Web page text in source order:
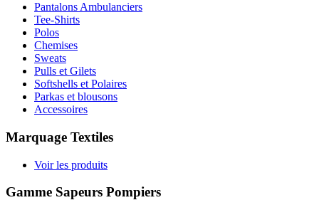
Pantalons Ambulanciers
Tee-Shirts
Polos
Chemises
Sweats
Pulls et Gilets
Softshells et Polaires
Parkas et blousons
Accessoires
Marquage Textiles
Voir les produits
Gamme Sapeurs Pompiers